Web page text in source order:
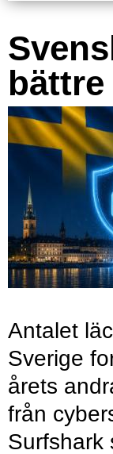
Antalet
Sverige
årets
från
Surfshark